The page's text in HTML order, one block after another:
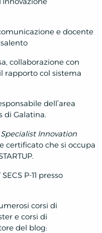
e docente
collaborazione con
rapporto col sistema
dell’area
di Galatina.
Specialist Innovation
certificato che si occupa
P-11 presso
corsi di
e corsi di
del blog: